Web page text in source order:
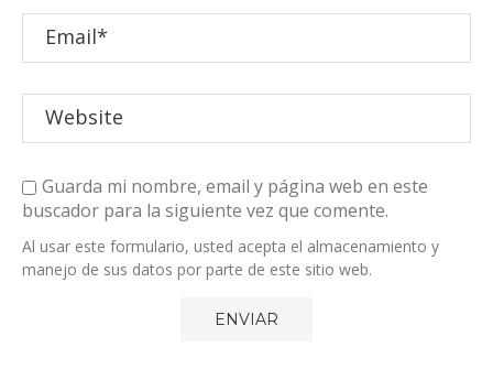
Guarda mi nombre, email y página web en este
buscador para la siguiente vez que comente.
Al usar este formulario, usted acepta el almacenamiento y
manejo de sus datos por parte de este sitio web.